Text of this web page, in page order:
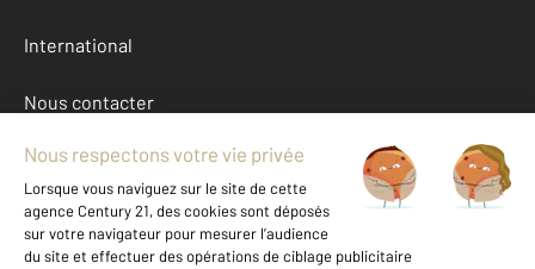
International
Nous contacter
Mentions légales & CGU et Barèmes d'honoraires
Données personnelles